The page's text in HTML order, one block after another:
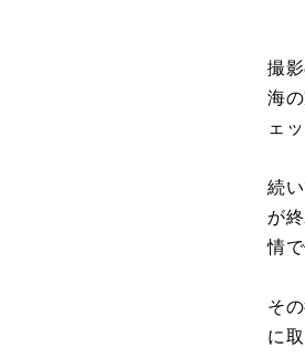
撮影
海
ェ
続
が
情
その
に